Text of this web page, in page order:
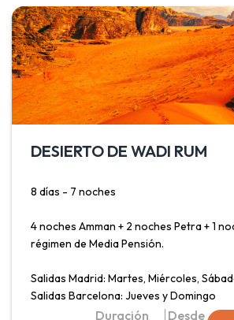
Capadocia; visitar las terrazas de roca
aguas termales en Pamukkale y
donde convergen pasado y presente.
traslado en tren desde Estambul hasta
en avión de Izmir a Estambul.
DESIERTO DE WADI RUM
8 días - 7 noches
4 noches Amman + 2 noches Petra + 1
régimen de Media Pensión.
Salidas Madrid: Martes, Miércoles,
Salidas Barcelona: Jueves y Domingo
Duración Desde